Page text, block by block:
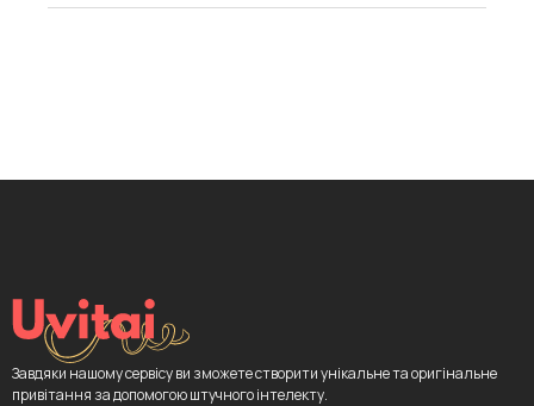
Завдяки нашому сервісу ви зможете створити унікальне та оригінальне
привітання за допомогою штучного інтелекту.